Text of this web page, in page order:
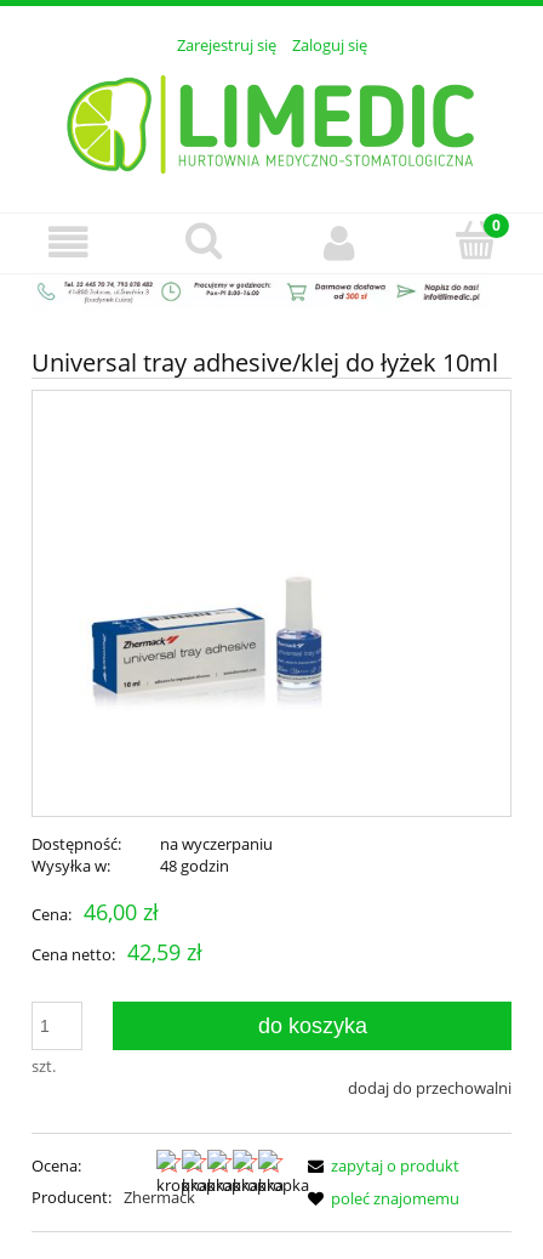
Zarejestruj się Zaloguj się
Universal tray adhesive/klej do łyżek 10ml
Dostępność:
na wyczerpaniu
Wysyłka w:
48 godzin
Cena: 46,00 zł
Cena netto: 42,59 zł
szt.
do koszyka
dodaj do przechowalni
Ocena:
Producent: Zhermack
zapytaj o produkt
poleć znajomemu